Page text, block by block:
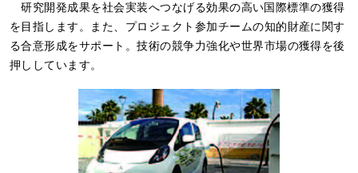
研究開発成果を社会実装へつなげる効果の高い国際標準の獲得
を目指します。また、プロジェクト参加チームの知的財産に関す
る合意形成をサポート。技術の競争力強化や世界市場の獲得を後
押ししています。